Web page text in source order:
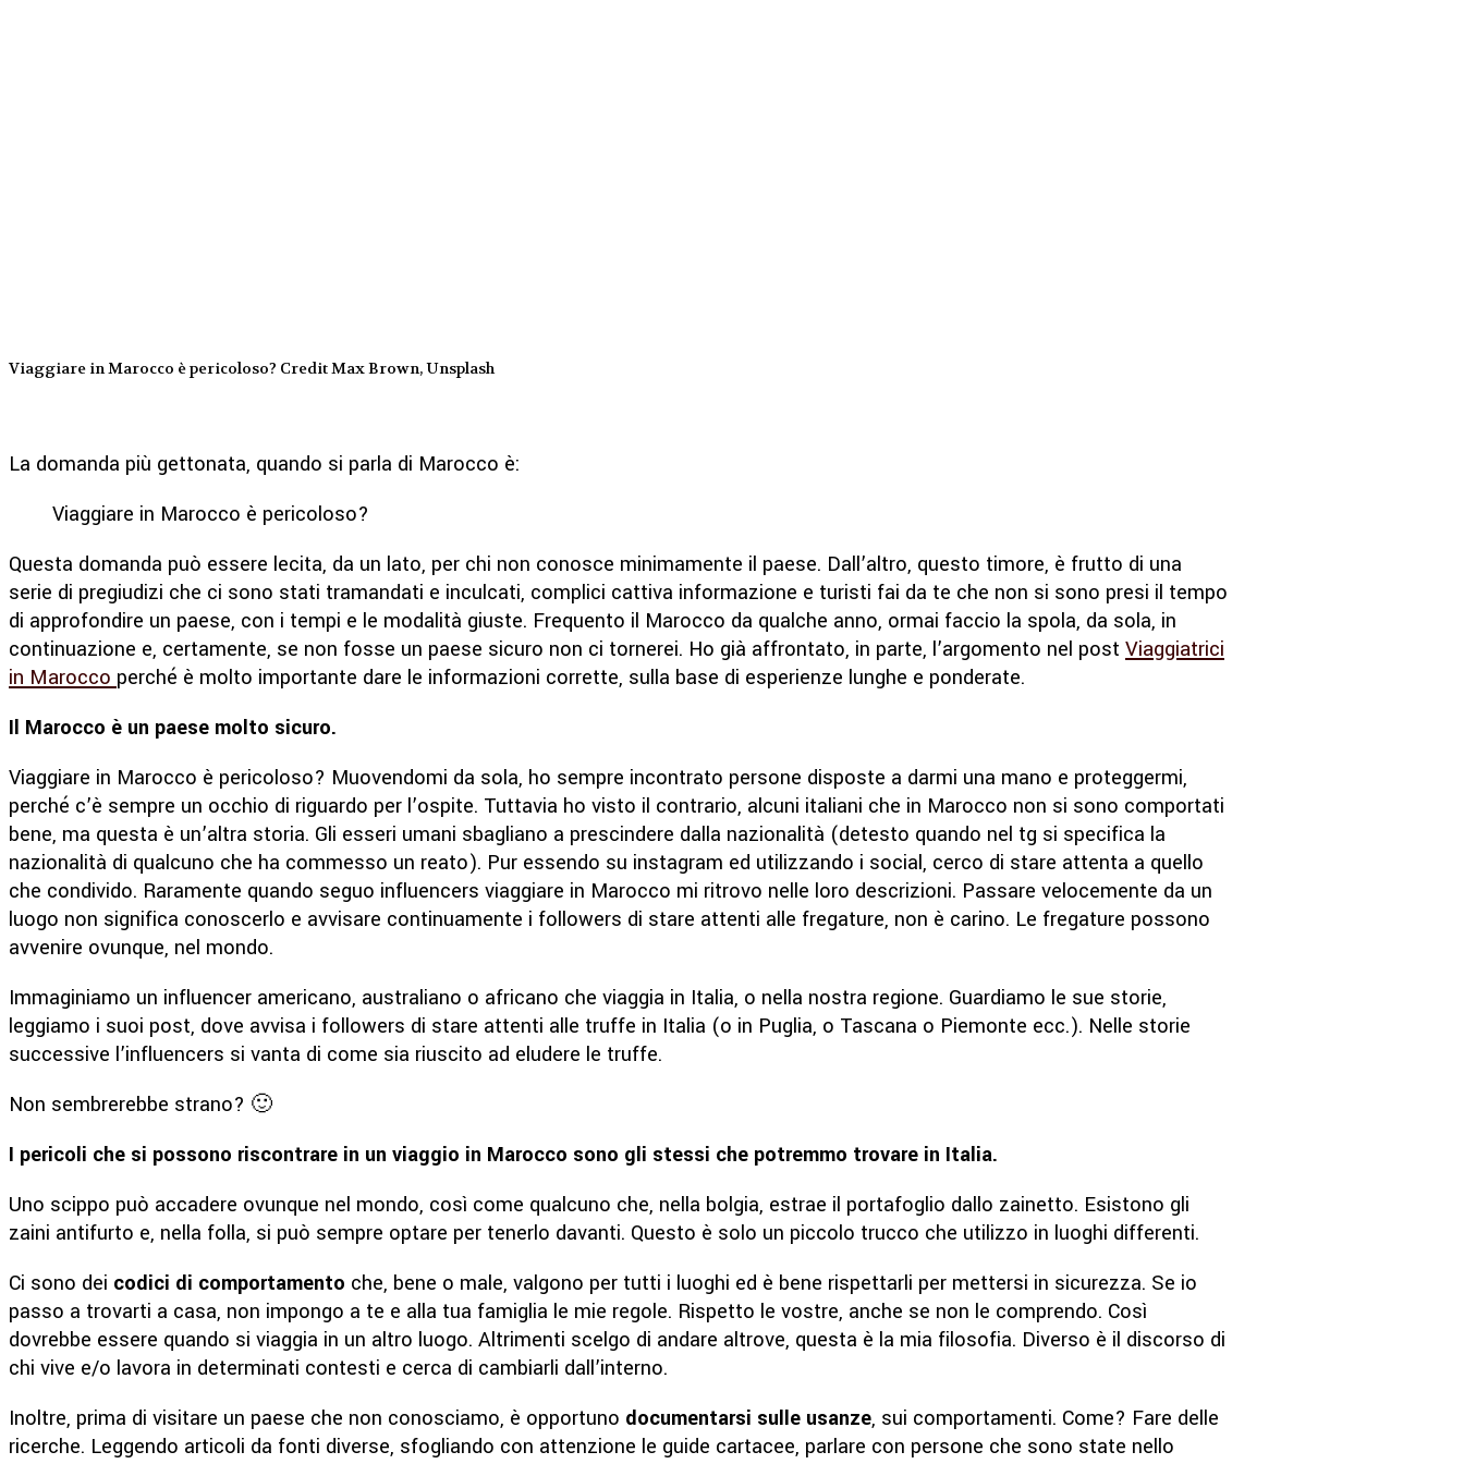
Viaggiare in Marocco è pericoloso? Credit Max Brown, Unsplash
La domanda più gettonata, quando si parla di Marocco è:
Viaggiare in Marocco è pericoloso?
Questa domanda può essere lecita, da un lato, per chi non conosce minimamente il paese. Dall’altro, questo timore, è frutto di una
serie di pregiudizi che ci sono stati tramandati e inculcati, complici cattiva informazione e turisti fai da te che non si sono presi il tempo
di approfondire un paese, con i tempi e le modalità giuste. Frequento il Marocco da qualche anno, ormai faccio la spola, da sola, in
continuazione e, certamente, se non fosse un paese sicuro non ci tornerei. Ho già affrontato, in parte, l’argomento nel post Viaggiatrici
in Marocco perché è molto importante dare le informazioni corrette, sulla base di esperienze lunghe e ponderate.
Il Marocco è un paese molto sicuro.
Viaggiare in Marocco è pericoloso? Muovendomi da sola, ho sempre incontrato persone disposte a darmi una mano e proteggermi,
perché c’è sempre un occhio di riguardo per l’ospite. Tuttavia ho visto il contrario, alcuni italiani che in Marocco non si sono comportati
bene, ma questa è un’altra storia. Gli esseri umani sbagliano a prescindere dalla nazionalità (detesto quando nel tg si specifica la
nazionalità di qualcuno che ha commesso un reato). Pur essendo su instagram ed utilizzando i social, cerco di stare attenta a quello
che condivido. Raramente quando seguo influencers viaggiare in Marocco mi ritrovo nelle loro descrizioni. Passare velocemente da un
luogo non significa conoscerlo e avvisare continuamente i followers di stare attenti alle fregature, non è carino. Le fregature possono
avvenire ovunque, nel mondo.
Immaginiamo un influencer americano, australiano o africano che viaggia in Italia, o nella nostra regione. Guardiamo le sue storie,
leggiamo i suoi post, dove avvisa i followers di stare attenti alle truffe in Italia (o in Puglia, o Tascana o Piemonte ecc.). Nelle storie
successive l’influencers si vanta di come sia riuscito ad eludere le truffe.
Non sembrerebbe strano? 🙂
I pericoli che si possono riscontrare in un viaggio in Marocco sono gli stessi che potremmo trovare in Italia.
Uno scippo può accadere ovunque nel mondo, così come qualcuno che, nella bolgia, estrae il portafoglio dallo zainetto. Esistono gli
zaini antifurto e, nella folla, si può sempre optare per tenerlo davanti. Questo è solo un piccolo trucco che utilizzo in luoghi differenti.
Ci sono dei codici di comportamento che, bene o male, valgono per tutti i luoghi ed è bene rispettarli per mettersi in sicurezza. Se io
passo a trovarti a casa, non impongo a te e alla tua famiglia le mie regole. Rispetto le vostre, anche se non le comprendo. Così
dovrebbe essere quando si viaggia in un altro luogo. Altrimenti scelgo di andare altrove, questa è la mia filosofia. Diverso è il discorso di
chi vive e/o lavora in determinati contesti e cerca di cambiarli dall’interno.
Inoltre, prima di visitare un paese che non conosciamo, è opportuno documentarsi sulle usanze, sui comportamenti. Come? Fare delle
ricerche. Leggendo articoli da fonti diverse, sfogliando con attenzione le guide cartacee, parlare con persone che sono state nello